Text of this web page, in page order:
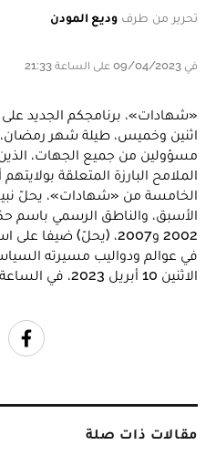
تحرير من طرف وديع المودن
في 09/04/2023 على الساعة 21:33
اثنين وخميس، طيلة شهر رمضان،
مسؤولين من جميع الجهات،
الملامح البارزة المتعلقة
الخامسة من «شهادات»، يحلّ نبيل
الأسبق، والناطق الرسمي باسم
في عوالم ودواليب مسيرته
الاثنين 10 أبريل 2023، في الساعة التاسعة مساءً.
مقالات ذات صلة